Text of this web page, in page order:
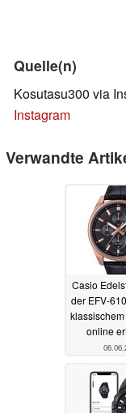
Quelle(n)
Kosutasu300 via
Instagram
Verwandte
Casio
der EFV-
online